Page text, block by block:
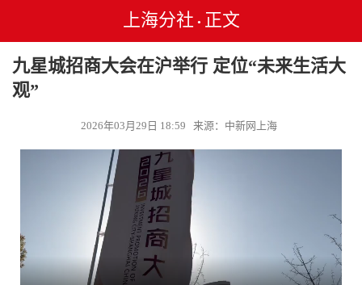
上海分社 • 正文
九星城招商大会在沪举行 定位“未来生活大
观”
2026年03月29日 18:59 来源：中新网上海